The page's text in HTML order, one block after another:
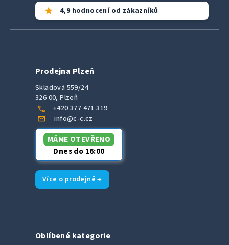
star 4,9 hodnocení od zákazníků
Prodejna Plzeň
Skladová 559/24
326 00, Plzeň
call +420 377 471 319
mail info@c-c.cz
MÁME OTEVŘENO
Dnes do 16:00
Více o prodejně →
Oblíbené kategorie